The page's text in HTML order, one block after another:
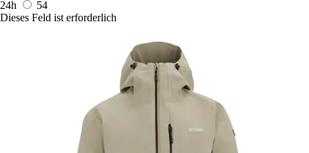
24h
54
Dieses Feld ist erforderlich